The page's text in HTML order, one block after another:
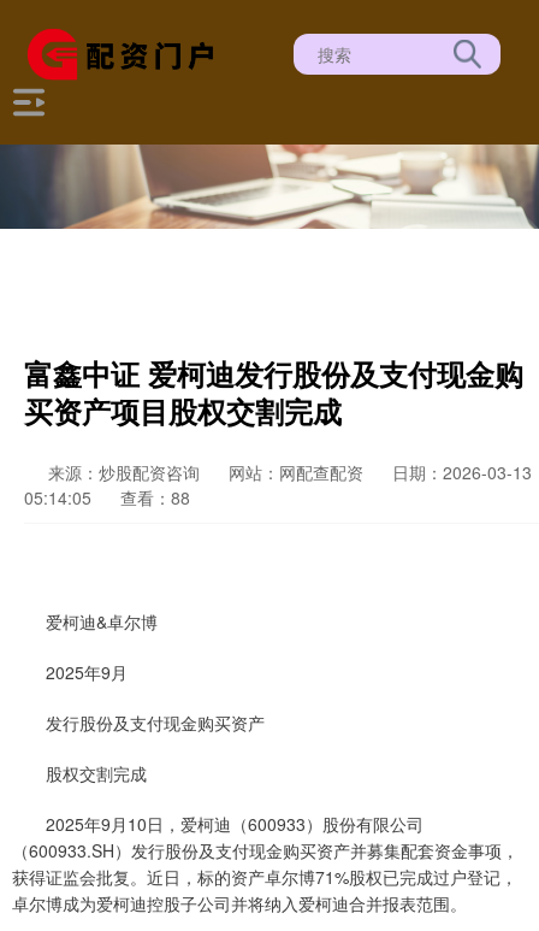
富鑫中证 爱柯迪发行股份及支付现金购
买资产项目股权交割完成
来源：炒股配资咨询 网站：网配查配资
日期：2026-03-13
05:14:05
查看：88
爱柯迪&卓尔博
2025年9月
发行股份及支付现金购买资产
股权交割完成
2025年9月10日，爱柯迪（600933）股份有限公司
（600933.SH）发行股份及支付现金购买资产并募集配套资金事项，
获得证监会批复。近日，标的资产卓尔博71%股权已完成过户登记，
卓尔博成为爱柯迪控股子公司并将纳入爱柯迪合并报表范围。